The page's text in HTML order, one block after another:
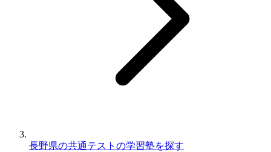
長野県の共通テストの学習塾を探す